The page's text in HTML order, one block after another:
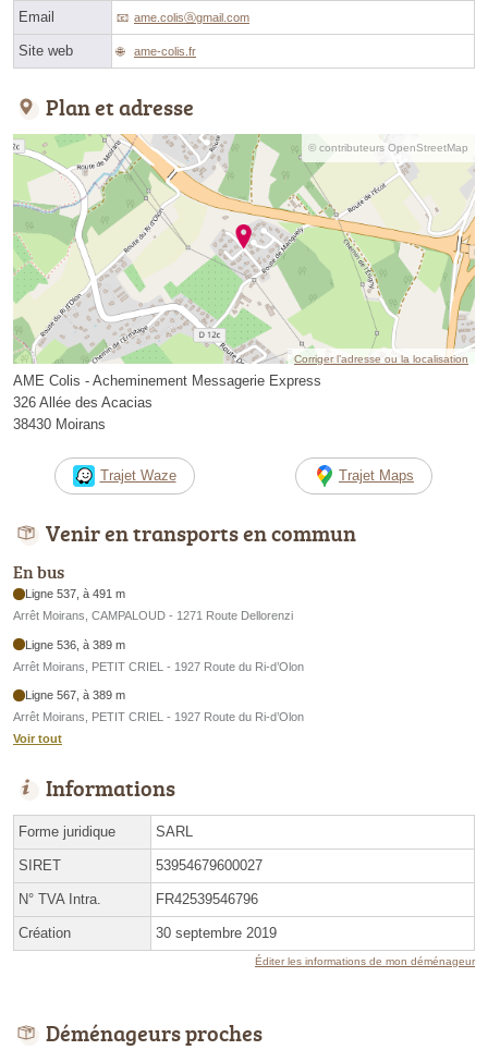
Email ame.colisⓐgmail.com
Site web ame-colis.fr
Plan et adresse
© contributeurs OpenStreetMap
Corriger l’adresse ou la localisation
AME Colis - Acheminement Messagerie Express
326 Allée des Acacias
38430 Moirans
Trajet Waze Trajet Maps
Venir en transports en commun
En bus
Ligne 537, à 491 m
Arrêt Moirans, CAMPALOUD - 1271 Route Dellorenzi
Ligne 536, à 389 m
Arrêt Moirans, PETIT CRIEL - 1927 Route du Ri-d’Olon
Ligne 567, à 389 m
Arrêt Moirans, PETIT CRIEL - 1927 Route du Ri-d’Olon
Voir tout
Informations
Forme juridique SARL
SIRET 53954679600027
N° TVA Intra. FR42539546796
Création 30 septembre 2019
Éditer les informations de mon déménageur
Déménageurs proches